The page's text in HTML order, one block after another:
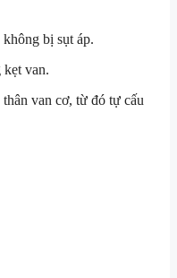
bị sụt áp.
van.
van cơ, từ đó tự cấu